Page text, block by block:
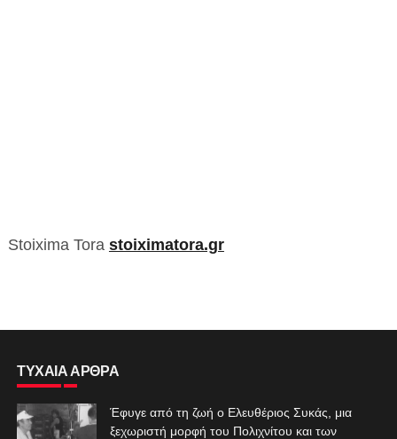
Stoixima Tora stoiximatora.gr
ΤΥΧΑΙΑ ΑΡΘΡΑ
Έφυγε από τη ζωή ο Ελευθέριος Συκάς, μια
ξεχωριστή μορφή του Πολιχνίτου και των